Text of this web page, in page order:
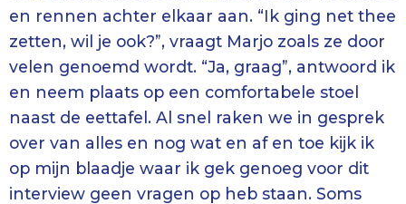
en rennen achter elkaar aan. “Ik ging net thee
zetten, wil je ook?”, vraagt Marjo zoals ze door
velen genoemd wordt. “Ja, graag”, antwoord ik
en neem plaats op een comfortabele stoel
naast de eettafel. Al snel raken we in gesprek
over van alles en nog wat en af en toe kijk ik
op mijn blaadje waar ik gek genoeg voor dit
interview geen vragen op heb staan. Soms